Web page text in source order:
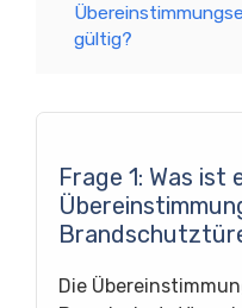
gültig?
Frage 1: Was ist
Die